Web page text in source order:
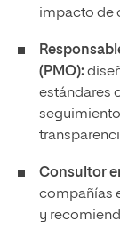
impacto de
(PMO):
estándares
Consultor
compañías
y